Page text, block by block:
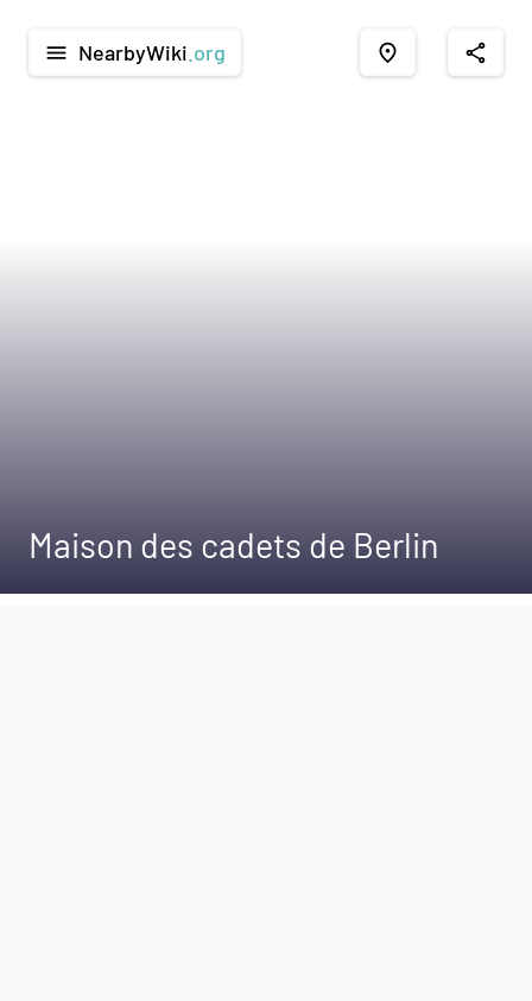
menu NearbyWiki .org place share
Maison des cadets de Berlin